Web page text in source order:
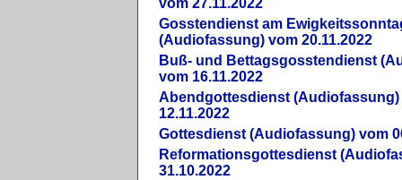
vom 27.11.2022
Gosstendienst am
(Audiofassung) vom 20.11.2022
Buß- und Bettagsgosstendienst
vom 16.11.2022
Abendgottesdienst (Audiofassung)
12.11.2022
Gottesdienst (Audiofassung) vom
Reformationsgottesdienst
31.10.2022